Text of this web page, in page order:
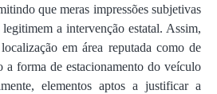
que meras impressões subjetivas
a intervenção estatal. Assim,
em área reputada como de
a forma de estacionamento do veículo
elementos aptos a justificar a